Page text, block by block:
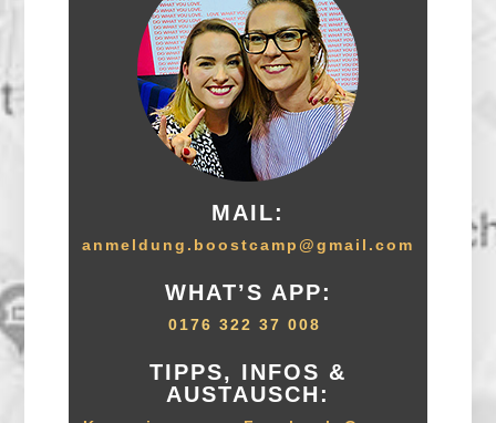
MAIL:
anmeldung.boostcamp@gmail.com
WHAT’S APP:
0176 322 37 008
TIPPS, INFOS &
AUSTAUSCH: